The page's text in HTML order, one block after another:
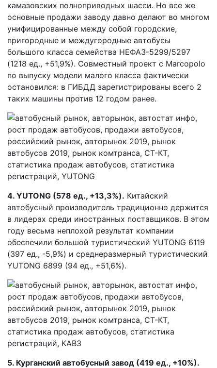
камазовских полноприводных шасси. Но все же
основные продажи заводу давно делают во многом
унифицированные между собой городские,
пригородные и междугородные автобусы
большого класса семейства НЕФАЗ-5299/5297
(1218 ед., +51,9%). Совместный проект с Marcopolo
по выпуску модели малого класса фактически
остановился: в ГИБДД зарегистрированы всего 2
таких машины против 12 годом ранее.
4. YUTONG (578 ед., +13,3%). Китайский
автобусный производитель традиционно держится
в лидерах среди иностранных поставщиков. В этом
году весьма неплохой результат компании
обеспечили большой туристический YUTONG 6119
(397 ед., -5,9%) и среднеразмерный туристический
YUTONG 6899 (94 ед., +51,6%).
5. Курганский автобусный завод (419 ед., +10%).